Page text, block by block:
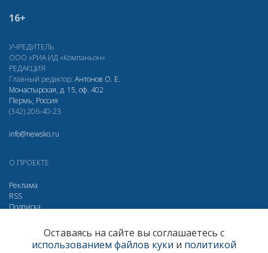
16+
УЧРЕДИТЕЛЬ
ООО «РИА ИД «Компаньон»
РЕДАКЦИЯ
Главный редактор: Антонов О. Е.
Монастырская, д. 15, оф. 402
Пермь, Россия
(342) 206-40-23
info@newsko.ru
О ПРОЕКТЕ
Реклама
RSS
Подписка
Одноклассники
Яндекс.Метрика за 30 дней
Оставаясь на сайте вы соглашаетесь с
использованием файлов куки и политикой